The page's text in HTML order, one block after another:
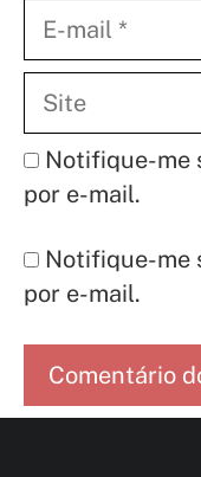
mail
Notifique-me
por e-mail.
Notifique-me
por e-mail.